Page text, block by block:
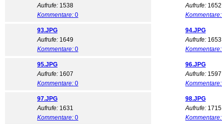
Aufrufe: 1538
Kommentare: 0
Aufrufe: 1652
Kommentare:
93.JPG
Aufrufe: 1649
Kommentare: 0
94.JPG
Aufrufe: 1653
Kommentare:
95.JPG
Aufrufe: 1607
Kommentare: 0
96.JPG
Aufrufe: 1597
Kommentare:
97.JPG
Aufrufe: 1631
Kommentare: 0
98.JPG
Aufrufe: 1715
Kommentare: